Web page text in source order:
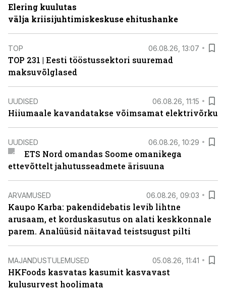
Elering kuulutas
välja kriisijuhtimiskeskuse ehitushanke
TOP 06.08.26, 13:07
TOP 231 | Eesti tööstussektori suuremad
maksuvõlglased
UUDISED 06.08.26, 11:15
Hiiumaale kavandatakse võimsamat elektrivõrku
UUDISED 06.08.26, 10:29
ETS Nord omandas Soome omanikega
ettevõttelt jahutusseadmete ärisuuna
ARVAMUSED 06.08.26, 09:03
Kaupo Karba: pakendidebatis levib lihtne
arusaam, et korduskasutus on alati keskkonnale
parem. Analüüsid näitavad teistsugust pilti
MAJANDUSTULEMUSED 05.08.26, 11:41
HKFoods kasvatas kasumit kasvavast
kulusurvest hoolimata